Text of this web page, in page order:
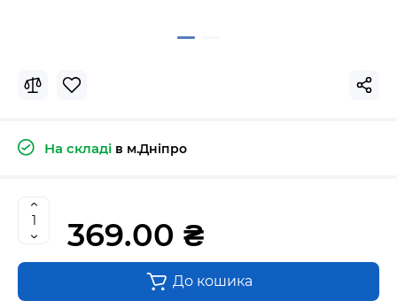
На складі в м.Дніпро
369.00 ₴
До кошика